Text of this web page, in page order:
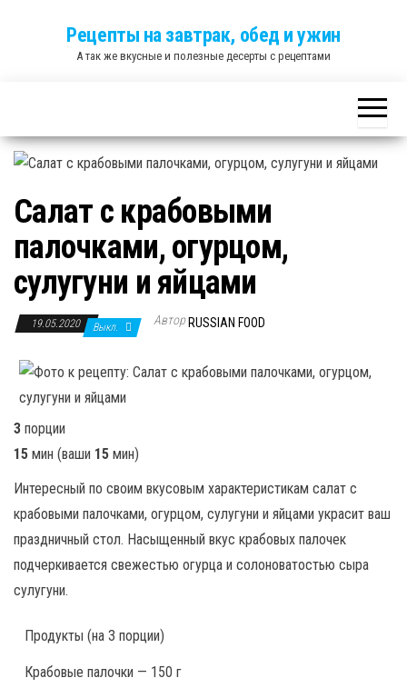
Рецепты на завтрак, обед и ужин
А так же вкусные и полезные десерты с рецептами
Салат с крабовыми
палочками, огурцом,
сулугуни и яйцами
19.05.2020 Выкл. Автор RUSSIAN FOOD
3 порции
15 мин (ваши 15 мин)
Интересный по своим вкусовым характеристикам салат с
крабовыми палочками, огурцом, сулугуни и яйцами украсит ваш
праздничный стол. Насыщенный вкус крабовых палочек
подчеркивается свежестью огурца и солоноватостью сыра
сулугуни.
Продукты (на 3 порции)
Крабовые палочки — 150 г